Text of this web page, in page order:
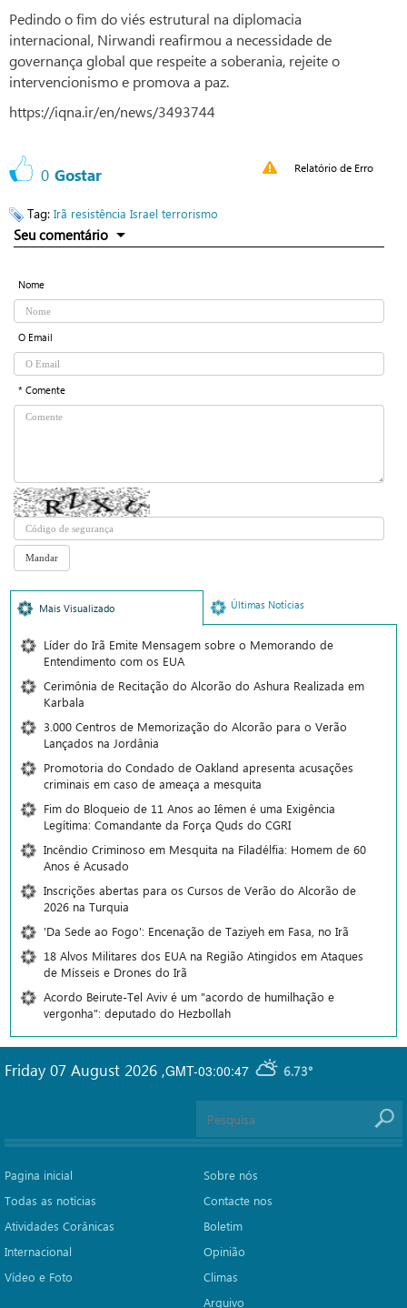
Pedindo o fim do viés estrutural na diplomacia
internacional, Nirwandi reafirmou a necessidade de
governança global que respeite a soberania, rejeite o
intervencionismo e promova a paz.
https://iqna.ir/en/news/3493744
0 Gostar Relatório de Erro
Tag: Irã resistência Israel terrorismo
Seu comentário
Nome
O Email
* Comente
Mais Visualizado Últimas Notícias
Líder do Irã Emite Mensagem sobre o Memorando de
Entendimento com os EUA
Cerimônia de Recitação do Alcorão do Ashura Realizada em
Karbala
3.000 Centros de Memorização do Alcorão para o Verão
Lançados na Jordânia
Promotoria do Condado de Oakland apresenta acusações
criminais em caso de ameaça a mesquita
Fim do Bloqueio de 11 Anos ao Iêmen é uma Exigência
Legítima: Comandante da Força Quds do CGRI
Incêndio Criminoso em Mesquita na Filadélfia: Homem de 60
Anos é Acusado
Inscrições abertas para os Cursos de Verão do Alcorão de
2026 na Turquia
'Da Sede ao Fogo': Encenação de Taziyeh em Fasa, no Irã
18 Alvos Militares dos EUA na Região Atingidos em Ataques
de Mísseis e Drones do Irã
Acordo Beirute-Tel Aviv é um "acordo de humilhação e
vergonha": deputado do Hezbollah
GMT-03:00:47 6.73°
Friday 07 August 2026 ,
Pagina inicial
Todas as notícias
Atividades Corânicas
Internacional
Vídeo e Foto
Sobre nós
Contacte nos
Boletim
Opinião
Climas
Arquivo